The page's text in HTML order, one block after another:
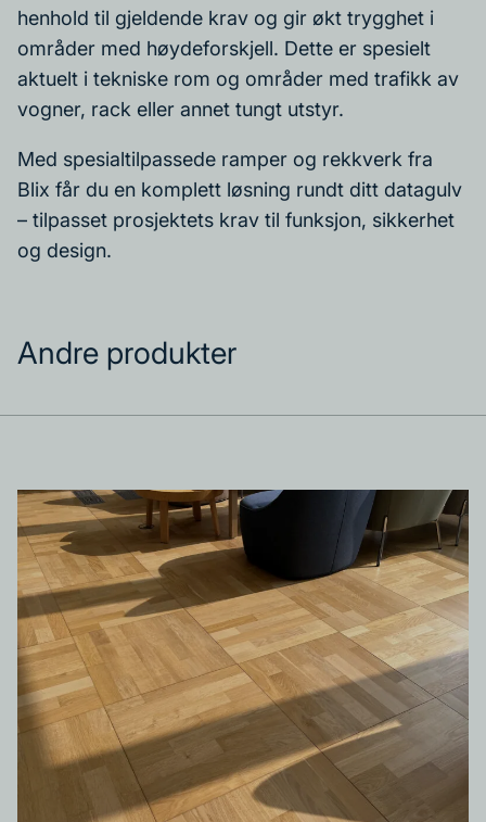
henhold til gjeldende krav og gir økt trygghet i
områder med høydeforskjell. Dette er spesielt
aktuelt i tekniske rom og områder med trafikk av
vogner, rack eller annet tungt utstyr.
Med spesialtilpassede ramper og rekkverk fra
Blix får du en komplett løsning rundt ditt datagulv
– tilpasset prosjektets krav til funksjon, sikkerhet
og design.
Andre produkter